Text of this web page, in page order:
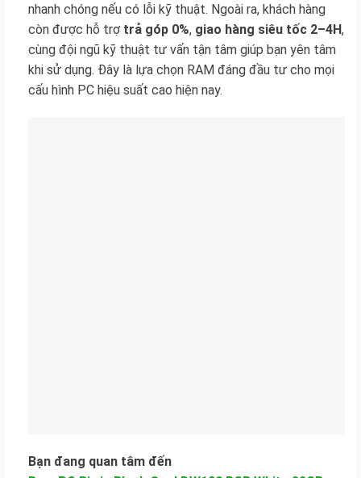
nhanh chóng nếu có lỗi kỹ thuật. Ngoài ra, khách hàng
còn được hỗ trợ trả góp 0%, giao hàng siêu tốc 2–4H,
cùng đội ngũ kỹ thuật tư vấn tận tâm giúp bạn yên tâm
khi sử dụng. Đây là lựa chọn RAM đáng đầu tư cho mọi
cấu hình PC hiệu suất cao hiện nay.
Bạn đang quan tâm đến